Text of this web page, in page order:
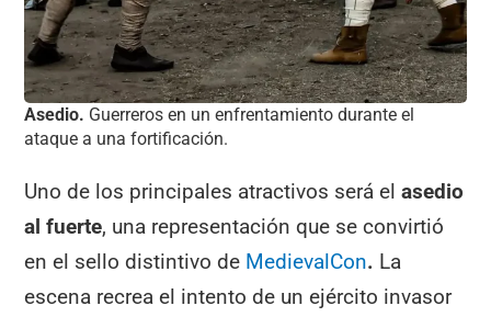
Asedio. Guerreros en un enfrentamiento durante el
ataque a una fortificación.
Uno de los principales atractivos será elasedio
al fuerte, una representación que se convirtió
en el sello distintivo de MedievalCon. La
escena recrea el intento de un ejército invasor